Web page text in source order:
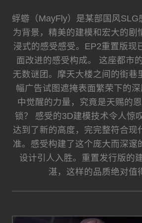
蜉蝣（MayFly）是某部国风SLG
为背景，精美的建模和宏大的剧
浸式的感受感受。EP2重置版现
面改进的感受构成。 这座都市
无数谜团。摩天大楼之间的街巷
幅广告试图遮掩表面繁荣下的
中觉醒的力量，究竟是天赐的
锁？ 感受的3D建模技术令人惊
达到了新的高度，完完整符合现
准。感受构建了这个庞大而深邃
设计引人入胜。重置发行版的
湛，这样的品质绝对值